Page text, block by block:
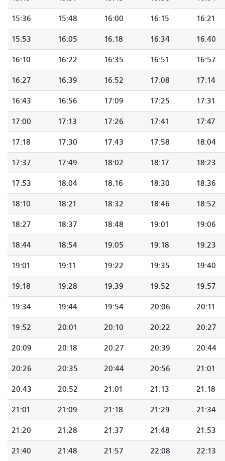
15:36 15:48 16:00 16:15 16:21
15:53 16:05 16:18 16:34 16:40
16:10 16:22 16:35 16:51 16:57
16:27 16:39 16:52 17:08 17:14
16:43 16:56 17:09 17:25 17:31
17:00 17:13 17:26 17:41 17:47
17:18 17:30 17:43 17:58 18:04
17:37 17:49 18:02 18:17 18:23
17:53 18:04 18:16 18:30 18:36
18:10 18:21 18:32 18:46 18:52
18:27 18:37 18:48 19:01 19:06
18:44 18:54 19:05 19:18 19:23
19:01 19:11 19:22 19:35 19:40
19:18 19:28 19:39 19:52 19:57
19:34 19:44 19:54 20:06 20:11
19:52 20:01 20:10 20:22 20:27
20:09 20:18 20:27 20:39 20:44
20:26 20:35 20:44 20:56 21:01
20:43 20:52 21:01 21:13 21:18
21:01 21:09 21:18 21:29 21:34
21:20 21:28 21:37 21:48 21:53
21:40 21:48 21:57 22:08 22:13